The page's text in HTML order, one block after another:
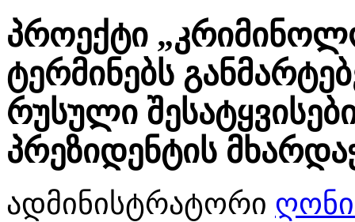
პროექტი
ტერმინებს
რუსული
პრეზიდენტის
ადმინისტრატორი